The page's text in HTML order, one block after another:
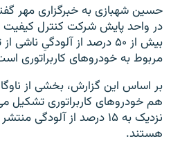
به ما بپیوندید
زبان‌های دیگر
حسین شهبازی به خبرگزاری مهر
در واحد پایش شرکت کنترل
بیش از ۵۰ درصد از آلودگیِ
مربوط به خودروهای کاربراتوری
بر اساس این گزارش، بخشی از
هم خودروهای کاربراتوری
نزدیک به ۱۵ درصد از
هستند.